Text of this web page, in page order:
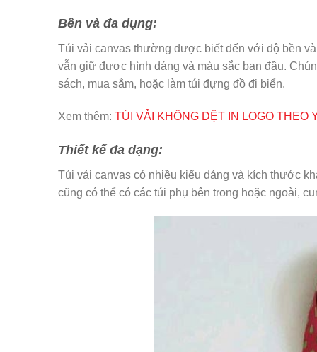
Bền và đa dụng:
Túi vải canvas thường được biết đến với độ bền
vẫn giữ được hình dáng và màu sắc ban đầu.
sách, mua sắm, hoặc làm túi đựng đồ đi biển.
Xem thêm: TÚI VẢI KHÔNG DỆT IN LOGO THEO
Thiết kế đa dạng:
Túi vải canvas có nhiều kiểu dáng và kích thước
cũng có thể có các túi phụ bên trong hoặc ngoài,